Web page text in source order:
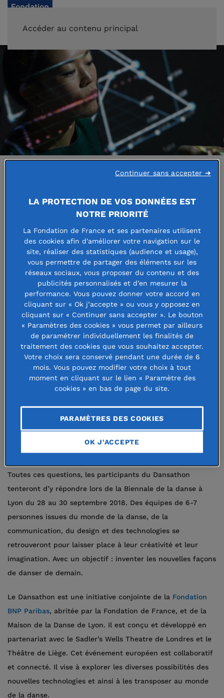
Accéder au contenu principal
Danse + Hackathon =
Dansathon
17 avril 2018
Au croisement de la danse et du
numérique, peut-on créer de
nouvelles formes artistiques ?
elle traverser les frontières sociales,
culturelles, physiques ? Que serait
une société numérique dansante ?
Toutes ces questions, les participants du Dansathon
tenteront d’y répondre lors de la Biennale de la danse à
Lyon du 28 au 30 septembre 2018. Des équipes de 6-7
personnes issues du monde de la danse, de la
communication, du design et des technologies se
retrouveront pour laisser place à leur créativité et leur
imagination. Avec un objectif : inventer les nouvelles façons
de danser de demain.
Le Dansathon est une initiative conjointe de la Fondation
BNP Paribas, abritée par la Fondation de France, et de la
Maison de la Danse de Lyon. Il est conçu et développé en
partenariat avec le Sadler’s Wells Theatre de Londres et le
Théâtre de Liège. Cet événement européen est collaboratif
et connecté. Il vise à explorer les diverses possibilités des
nouvelles technologies et ainsi à les transposer au monde
de la danse.
LA PROTECTION DE VOS DONNÉES EST
NOTRE PRIORITÉ
La Fondation de France et ses partenaires utilisent
des cookies afin d'améliorer votre navigation sur le
site, réaliser des statistiques (audience et usage),
vous permettre de partager des éléments sur les
réseaux sociaux, vous proposer du contenu et des
publicités personnalisés et d’en mesurer la
performance. Vous pouvez donner votre accord en
cliquant sur « Ok j’accepte » ou vous y opposez en
cliquant sur « Continuer sans accepter ». Le bouton
« Paramètres des cookies » vous permet par ailleurs
de paramétrer individuellement les finalités de
traitement des cookies que vous souhaitez accepter.
Votre choix sera conservé pendant une durée de 6
mois. Vous pouvez modifier votre choix à tout
moment en cliquant sur le lien « Paramètre des
cookies » en bas de page du site.
PARAMÈTRES DES COOKIES
OK J'ACCEPTE
Continuer sans accepter ➜